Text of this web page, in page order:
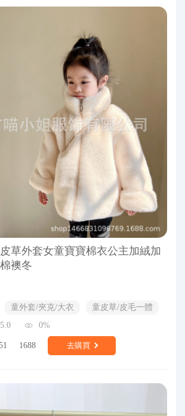
草外套女童寶寶棉衣公主加絨加
襖冬
童外套/夾克/大衣
童皮草/皮毛一體
5.0 0%
1688 去購買